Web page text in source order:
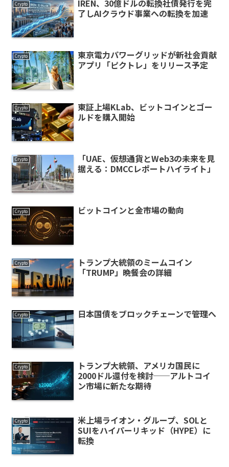
Crypto
IREN、30億ドルの転換社債発行を完
了しAIクラウド事業への転換を加速
Crypto
東京電力パワーグリッドが新社会貢献
アプリ「ピクトレ」をリリース予定
Crypto
東証上場KLab、ビットコインとゴー
ルドを購入開始
Crypto
「UAE、仮想通貨とWeb3の未来を見
据える：DMCCレポートハイライト」
Crypto ビットコインと金市場の動向
Crypto
トランプ大統領のミームコイン
「TRUMP」晩餐会の詳細
Crypto 日本国債をブロックチェーンで管理へ
Crypto
トランプ大統領、アメリカ国民に
2000ドル還付を検討──アルトコイ
ン市場に新たな期待
Crypto
米上場ライオン・グループ、SOLと
SUIをハイパーリキッド（HYPE）に
転換